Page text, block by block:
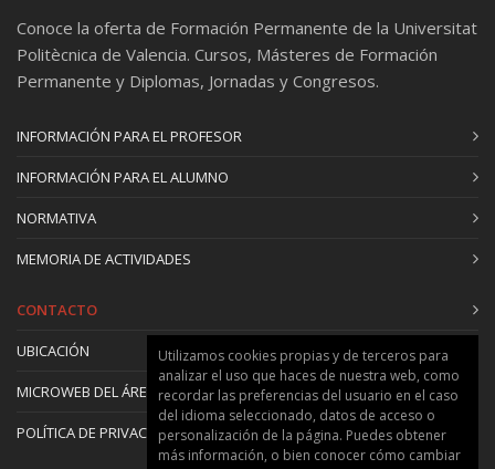
Conoce la oferta de Formación Permanente de la Universitat
Politècnica de Valencia. Cursos, Másteres de Formación
Permanente y Diplomas, Jornadas y Congresos.
INFORMACIÓN PARA EL PROFESOR
INFORMACIÓN PARA EL ALUMNO
NORMATIVA
MEMORIA DE ACTIVIDADES
CONTACTO
UBICACIÓN
MICROWEB DEL ÁREA
POLÍTICA DE PRIVACIDAD Y COOKIES
Utilizamos cookies propias y de terceros para
analizar el uso que haces de nuestra web, como
recordar las preferencias del usuario en el caso
del idioma seleccionado, datos de acceso o
personalización de la página. Puedes obtener
más información, o bien conocer cómo cambiar